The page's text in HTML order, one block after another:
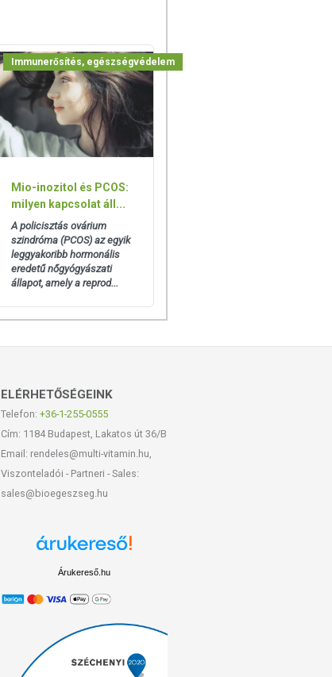
Immunerősítés, egészségvédelem
Mio-inozitol és PCOS:
milyen kapcsolat áll...
A policisztás ovárium
szindróma (PCOS) az egyik
leggyakoribb hormonális
eredetű nőgyógyászati
állapot, amely a reprod...
ELÉRHETŐSÉGEINK
Telefon: +36-1-255-0555
Cím: 1184 Budapest, Lakatos út 36/B
Email: rendeles@multi-vitamin.hu,
Viszonteladói - Partneri - Sales:
sales@bioegeszseg.hu
Árukereső.hu